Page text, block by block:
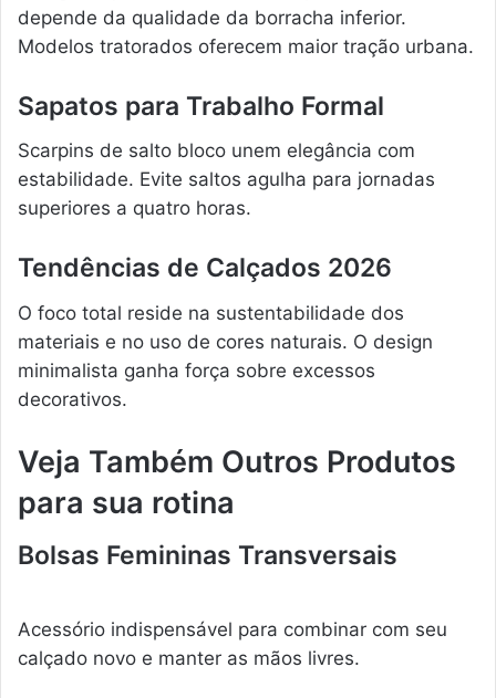
depende da qualidade da borracha inferior.
Modelos tratorados oferecem maior tração urbana.
Sapatos para Trabalho Formal
Scarpins de salto bloco unem elegância com
estabilidade. Evite saltos agulha para jornadas
superiores a quatro horas.
Tendências de Calçados 2026
O foco total reside na sustentabilidade dos
materiais e no uso de cores naturais. O design
minimalista ganha força sobre excessos
decorativos.
Veja Também Outros Produtos
para sua rotina
Bolsas Femininas Transversais
Acessório indispensável para combinar com seu
calçado novo e manter as mãos livres.